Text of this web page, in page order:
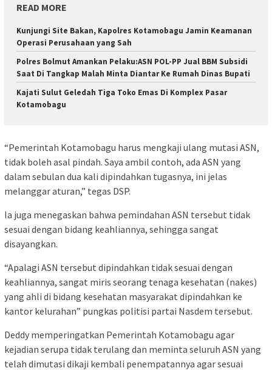
READ MORE
Kunjungi Site Bakan, Kapolres Kotamobagu Jamin Keamanan
Operasi Perusahaan yang Sah
Polres Bolmut Amankan Pelaku:ASN POL-PP Jual BBM Subsidi
Saat Di Tangkap Malah Minta Diantar Ke Rumah Dinas Bupati
Kajati Sulut Geledah Tiga Toko Emas Di Komplex Pasar
Kotamobagu
“Pemerintah Kotamobagu harus mengkaji ulang mutasi ASN,
tidak boleh asal pindah. Saya ambil contoh, ada ASN yang
dalam sebulan dua kali dipindahkan tugasnya, ini jelas
melanggar aturan,” tegas DSP.
Ia juga menegaskan bahwa pemindahan ASN tersebut tidak
sesuai dengan bidang keahliannya, sehingga sangat
disayangkan.
“Apalagi ASN tersebut dipindahkan tidak sesuai dengan
keahliannya, sangat miris seorang tenaga kesehatan (nakes)
yang ahli di bidang kesehatan masyarakat dipindahkan ke
kantor kelurahan” pungkas politisi partai Nasdem tersebut.
Deddy memperingatkan Pemerintah Kotamobagu agar
kejadian serupa tidak terulang dan meminta seluruh ASN yang
telah dimutasi dikaji kembali penempatannya agar sesuai